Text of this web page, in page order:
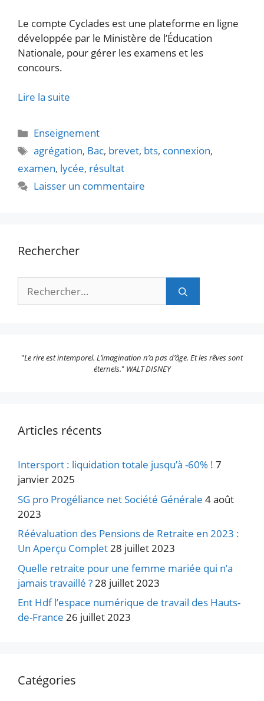
Le compte Cyclades est une plateforme en ligne
développée par le Ministère de l’Éducation
Nationale, pour gérer les examens et les
concours.
Lire la suite
Catégories
Enseignement
Étiquettes
agrégation, Bac, brevet, bts, connexion,
examen, lycée, résultat
Laisser un commentaire
Rechercher
Rechercher :
"Le rire est intemporel. L’imagination n’a pas d’âge. Et les rêves sont
éternels." WALT DISNEY
Articles récents
Intersport : liquidation totale jusqu’à -60% ! 7
janvier 2025
SG pro Progéliance net Société Générale 4 août
2023
Réévaluation des Pensions de Retraite en 2023 :
Un Aperçu Complet28 juillet 2023
Quelle retraite pour une femme mariée qui n’a
jamais travaillé ?28 juillet 2023
Ent Hdf l’espace numérique de travail des Hauts-
de-France 26 juillet 2023
Catégories